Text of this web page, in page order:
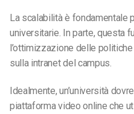
La scalabilità è fondamentale
universitarie. In parte, questa
l’ottimizzazione delle
sulla intranet del campus.
Idealmente, un’università
piattaforma video online che